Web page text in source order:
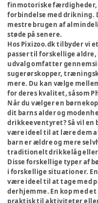
finmotoriske
forbindelse med drikning.
mestre brugen af
støde på senere.
Hos Pixizoo.dk tilbyder vi
passer til forskellige
udvalg omfatter
sugerørskopper,
mere. Du kan vælge
for deres kvalitet, såsom
Når du vælger en
dit barns alder og
drikkeeventyret? Så vil en
være ideel til at lære dem
barn er ældre og mere
traditionelt drikkelåg eller
Disse forskellige typer af
i forskellige situationer.
være ideel til at tage med
derhjemme. En kop med
praktisk til aktiviteter